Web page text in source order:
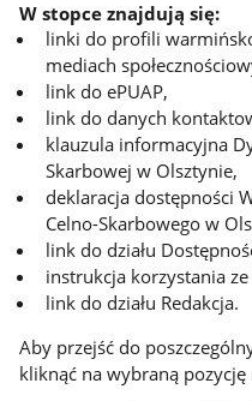
W stopce znajdują się:
linki do profili
mediach
link do ePUAP,
link do danych
klauzula informacyjna
Skarbowej w Olsztynie,
deklaracja dostępności
Celno-Skarbowego w
link do działu
instrukcja korzystania
link do działu Redakcja.
Aby przejść do
kliknąć na wybraną pozycję